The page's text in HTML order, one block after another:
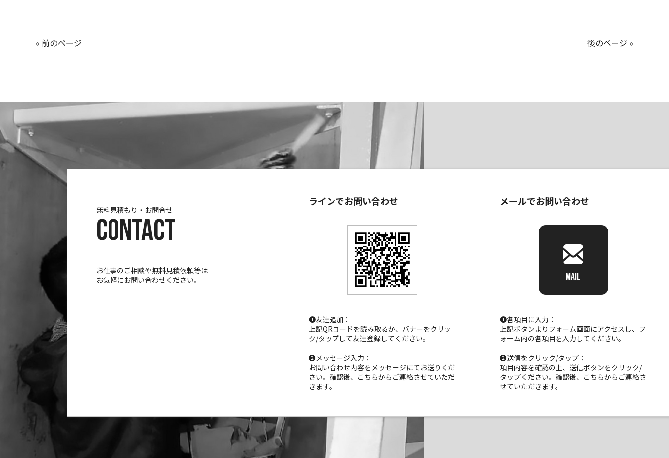
« 前のページ 後のページ »
無料見積もり・お問合せ
CONTACT
お仕事のご相談や無料見積依頼等は
お気軽にお問い合わせください。
ラインでお問い合わせ
❶友達追加：
上記QRコードを読み取るか、バナーをクリッ
ク/タップして友達登録してください。
❷メッセージ入力：
お問い合わせ内容をメッセージにてお送りくだ
さい。確認後、こちらからご連絡させていただ
きます。
メールでお問い合わせ
MAIL
❶各項目に入力：
上記ボタンよりフォーム画面にアクセスし、フ
ォーム内の各項目を入力してください。
❷送信をクリック/タップ：
項目内容を確認の上、送信ボタンをクリック/
タップください。確認後、こちらからご連絡さ
せていただきます。